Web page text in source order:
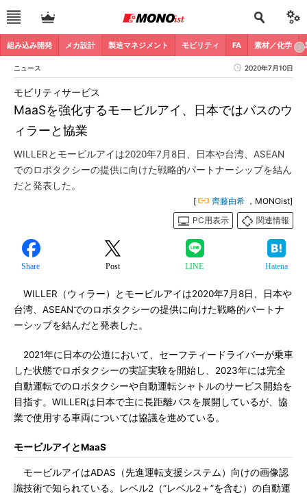
組み込み開発 メカ設計 製造マネジメント モビリティ FA 素材／化学
ニュース 2020年7月10日
MaaSを強化するモービルアイ、日本ではバスのウ
ィラーと協業
モビリティサービス
WILLERとモービルアイは2020年7月8日、日本や台湾、ASEAN
でのロボタクシーの提供に向けた戦略的パートナーシップを結ん
だと発表した。
[ 齊藤由希 ，MONOist]
PC用表示
関連情報
Share Post LINE Hatena
WILLER（ウィラー）とモービルアイは2020年7月8日、日本や
台湾、ASEANでのロボタクシーの提供に向けた戦略的パートナ
ーシップを結んだと発表した。
2021年に日本の公道において、セーフティードライバーが乗車
した状態でロボタクシーの実証実験を開始し、2023年には完全
自動運転でのロボタクシーや自動運転シャトルのサービス開始を
目指す。WILLERは日本で主に長距離バスを展開しているが、協
業で使用する車両については協議を進めている。
モービルアイとMaaS
モービルアイはADAS（先進運転支援システム）向けの画像認
識技術で知られている。レベル2（“レベル2＋”を含む）の自動運